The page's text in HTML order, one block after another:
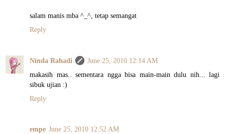
salam manis mba ^_^, tetap semangat
Reply
Ninda Rahadi
June 25, 2010 12:14 AM
makasih mas.. sementara ngga bisa main-main dulu nih... lagi
sibuk ujian :)
Reply
empe June 25, 2010 12:52 AM